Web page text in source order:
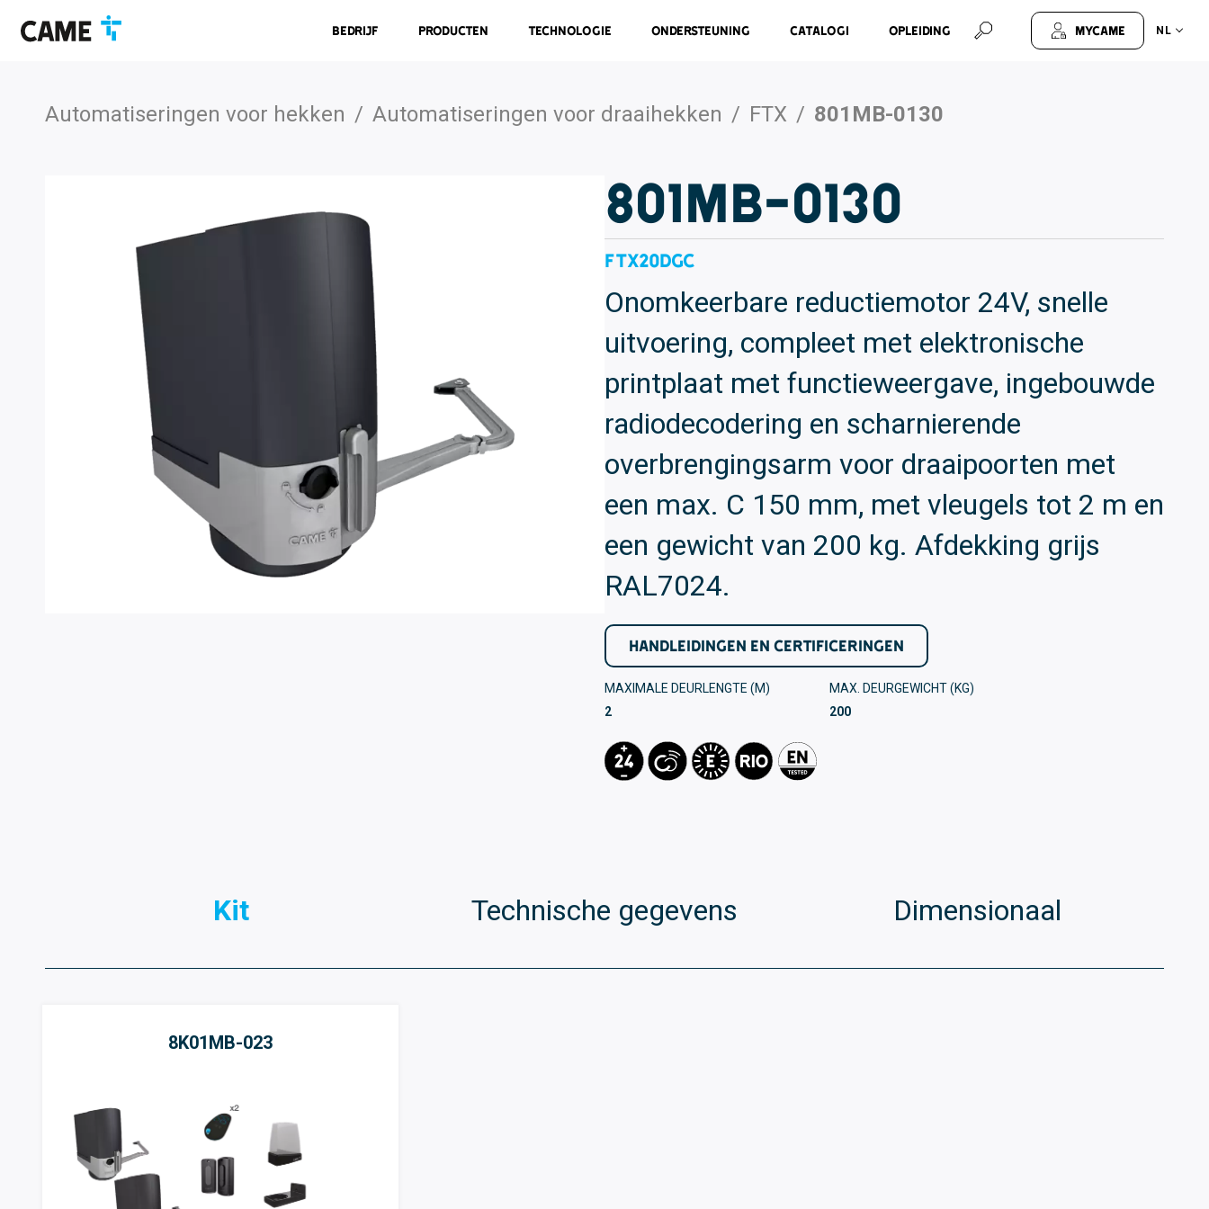
naar
navigatiebalk
naar
inhoud
naar
voettekst
Bedrijf Producten Technologie Ondersteuning Catalogi Opleiding MyCAME NL
Automatiseringen voor hekken / Automatiseringen voor draaihekken / FTX / 801MB-0130
801MB-0130
FTX20DGC
Onomkeerbare reductiemotor 24V, snelle
uitvoering, compleet met elektronische
printplaat met functieweergave, ingebouwde
radiodecodering en scharnierende
overbrengingsarm voor draaipoorten met
een max. C 150 mm, met vleugels tot 2 m en
een gewicht van 200 kg. Afdekking grijs
RAL7024.
HANDLEIDINGEN EN CERTIFICERINGEN
MAXIMALE DEURLENGTE (M)
2
MAX. DEURGEWICHT (KG)
200
Kit Technische gegevens Dimensionaal
8K01MB-023